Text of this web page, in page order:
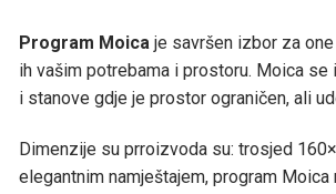
Program Moica je savršen izbor za
ih vašim potrebama i prostoru. Moica
i stanove gdje je prostor ograničen, ali
Dimenzije su prroizvoda su: trosjed
elegantnim namještajem, program